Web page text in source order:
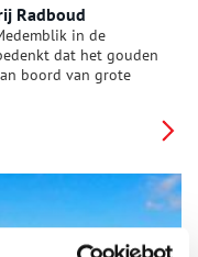
Radboud
in de
dat het gouden
boord van grote